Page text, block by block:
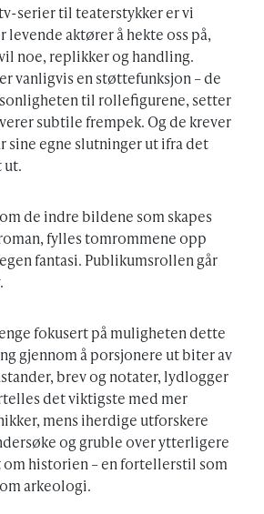
serier til teaterstykker er vi
aktører å hekte oss på,
noe, replikker og handling.
vanligvis en støttefunksjon – de
til rollefigurene, setter
subtile frempek. Og de krever
sine egne slutninger ut ifra det
ut.
de indre bildene som skapes
fylles tomrommene opp
fantasi. Publikumsrollen går
fokusert på muligheten dette
gjennom å porsjonere ut biter av
brev og notater, lydlogger
det viktigste med mer
mens iherdige utforskere
og gruble over ytterligere
om historien – en fortellerstil som
arkeologi.